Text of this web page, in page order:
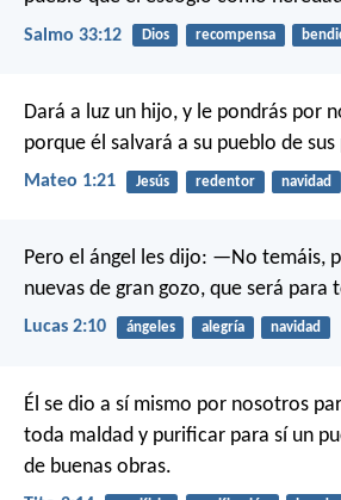
Salmo 33:12 Dios recompensa
Dará a luz un hijo, y le pondrás por
porque él salvará a su pueblo de sus
Mateo 1:21 Jesús redentor navidad
Pero el ángel les dijo: —No temáis,
nuevas de gran gozo, que será para
Lucas 2:10 ángeles alegría navidad
Él se dio a sí mismo por nosotros
toda maldad y purificar para sí un
de buenas obras.